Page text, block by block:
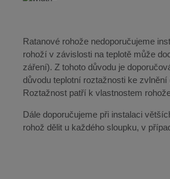
Ratanové rohože nedoporučujeme
rohoží v závislosti na teplotě může
záření). Z tohoto důvodu je
důvodu teplotní roztažnosti ke
Roztažnost patří k vlastnostem
Dále doporučujeme při instalaci
rohož dělit u každého sloupku, v